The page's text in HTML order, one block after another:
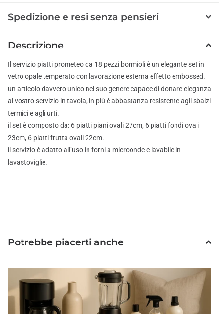
Spedizione e resi senza pensieri
Descrizione
Il servizio piatti prometeo da 18 pezzi bormioli è un elegante set in
vetro opale temperato con lavorazione esterna effetto embossed.
un articolo davvero unico nel suo genere capace di donare eleganza
al vostro servizio in tavola, in più è abbastanza resistente agli sbalzi
termici e agli urti.
il set è composto da: 6 piatti piani ovali 27cm, 6 piatti fondi ovali
23cm, 6 piatti frutta ovali 22cm.
il servizio è adatto all’uso in forni a microonde e lavabile in
lavastoviglie.
Potrebbe piacerti anche